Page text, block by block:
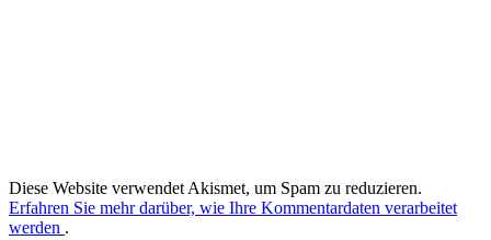
Diese Website verwendet Akismet, um Spam zu reduzieren.
Erfahren Sie mehr darüber, wie Ihre Kommentardaten verarbeitet
werden .